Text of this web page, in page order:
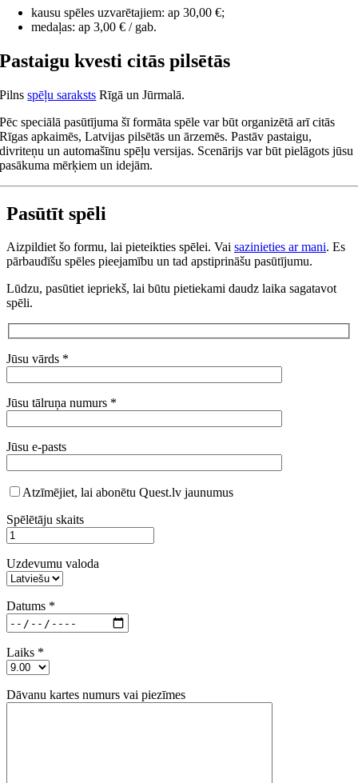
kausu spēles uzvarētajiem: ap 30,00 €;
medaļas: ap 3,00 € / gab.
Pastaigu kvesti citās pilsētās
Pilnsspēļu saraksts Rīgā un Jūrmalā.
Pēc speciālā pasūtījuma šī formāta spēle var būt organizētā arī citās
Rīgas apkaimēs, Latvijas pilsētās un ārzemēs. Pastāv pastaigu,
divriteņu un automašīnu spēļu versijas. Scenārijs var būt pielāgots jūsu
pasākuma mērķiem un idejām.
Pasūtīt spēli
Aizpildiet šo formu, lai pieteikties spēlei. Vai sazinieties ar mani. Es
pārbaudīšu spēles pieejamību un tad apstiprināšu pasūtījumu.
Lūdzu, pasūtiet iepriekš, lai būtu pietiekami daudz laika sagatavot
spēli.
Jūsu vārds *
Jūsu tālruņa numurs *
Jūsu e-pasts
Atzīmējiet, lai abonētu Quest.lv jaunumus
Spēlētāju skaits
Uzdevumu valoda
Datums *
Laiks *
Dāvanu kartes numurs vai piezīmes